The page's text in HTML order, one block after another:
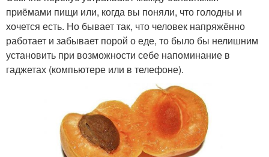
приёмами пищи или, когда вы поняли, что голодны и
хочется есть. Но бывает так, что человек напряжённо
работает и забывает порой о еде, то было бы нелишним
установить при возможности себе напоминание в
гаджетах (компьютере или в телефоне).